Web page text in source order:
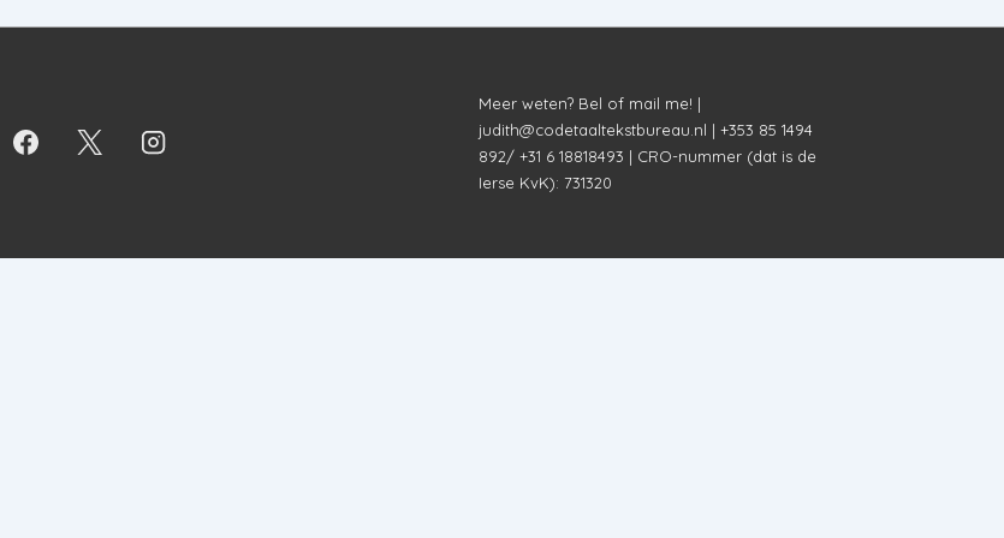
Meer weten? Bel of mail me! |
judith@codetaaltekstbureau.nl | +353 85 1494
892/ +31 6 18818493 | CRO-nummer (dat is de
Ierse KvK): 731320